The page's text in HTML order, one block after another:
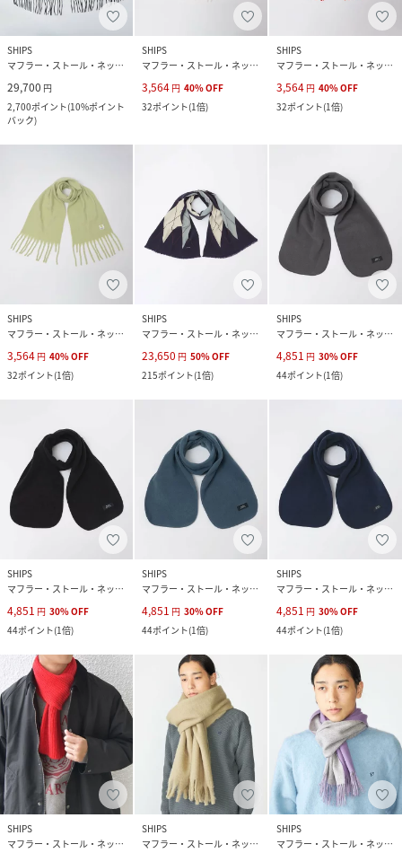
SHIPS
マフラー・ストール・ネックウォーマー
29,700 円
2,700ポイント(10%ポイント
バック)
SHIPS
マフラー・ストール・ネックウォーマー
3,564 円 40%OFF
32ポイント(1倍)
SHIPS
マフラー・ストール・ネックウォーマー
3,564 円 40%OFF
32ポイント(1倍)
SHIPS
マフラー・ストール・ネックウォーマー
3,564 円 40%OFF
32ポイント(1倍)
SHIPS
マフラー・ストール・ネックウォーマー
23,650 円 50%OFF
215ポイント(1倍)
SHIPS
マフラー・ストール・ネックウォーマー
4,851 円 30%OFF
44ポイント(1倍)
SHIPS
マフラー・ストール・ネックウォーマー
4,851 円 30%OFF
44ポイント(1倍)
SHIPS
マフラー・ストール・ネックウォーマー
4,851 円 30%OFF
44ポイント(1倍)
SHIPS
マフラー・ストール・ネックウォーマー
4,851 円 30%OFF
44ポイント(1倍)
SHIPS
マフラー・ストール・ネックウォーマー
SHIPS
マフラー・ストール・ネックウォーマー
SHIPS
マフラー・ストール・ネックウォーマー